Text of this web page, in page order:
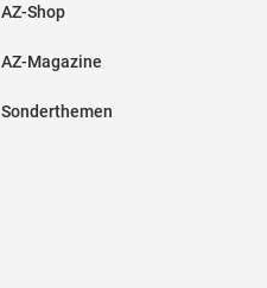
AZ-Shop
AZ-Magazine
Sonderthemen